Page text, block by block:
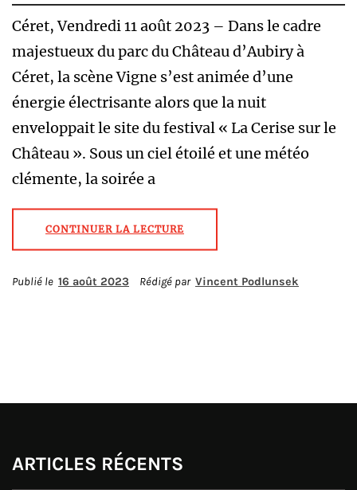
Céret, Vendredi 11 août 2023 – Dans le cadre
majestueux du parc du Château d’Aubiry à
Céret, la scène Vigne s’est animée d’une
énergie électrisante alors que la nuit
enveloppait le site du festival « La Cerise sur le
Château ». Sous un ciel étoilé et une météo
clémente, la soirée a
CONTINUER LA LECTURE
Publié le 16 août 2023 Rédigé par Vincent Podlunsek
ARTICLES RÉCENTS